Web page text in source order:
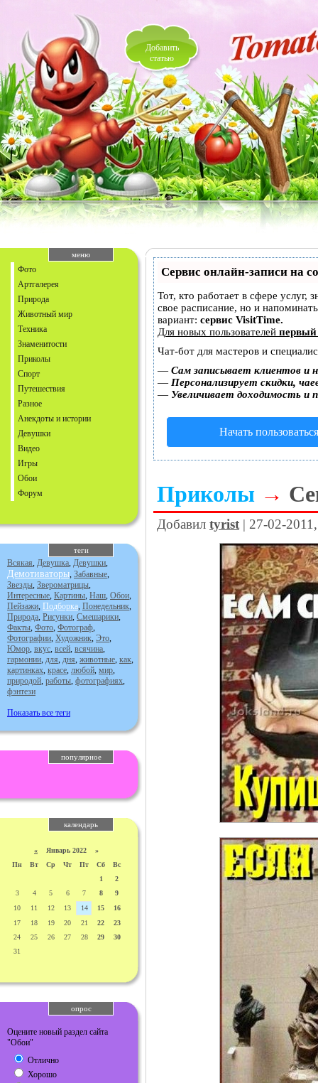
Добавить
статью
меню
Фото
Артгалерея
Природа
Животный мир
Техника
Знаменитости
Приколы
Спорт
Путешествия
Разное
Анекдоты и истории
Девушки
Видео
Игры
Обои
Форум
теги
Всякая, Девушка, Девушки,
Демотиваторы, Забавные,
Звезды, Звероматрицы,
Интересные, Картины, Наш, Обои,
Пейзажи, Подборка, Понедельник,
Природа, Рисунки, Смешарики,
Факты, Фото, Фотограф,
Фотографии, Художник, Это,
Юмор, вкус, всей, всячина,
гармонии, для, дня, животные, как,
картинках, красе, любой, мир,
природой, работы, фотографиях,
фэнтези
Показать все теги
популярное
календарь
« Январь 2022 »
Пн
Вт Ср Чт Пт Сб
Вс
1
2
3
4 5 6 7 8
9
10
11 12 13 14 15
16
17
18 19 20 21 22
23
24
25 26 27 28 29
30
31
опрос
Оцените новый раздел сайта
"Обои"
Отлично
Хорошо
Сервис онлайн-записи на
Тот, кто работает в сфере услуг,
свое расписание, но и
вариант: сервис VisitTime.
Для новых пользователей первый
Чат-бот для мастеров и
— Сам записывает клиентов и
— Персонализирует скидки,
— Увеличивает доходимость и
Начать
Приколы →
Добавил tyrist | 27-02-